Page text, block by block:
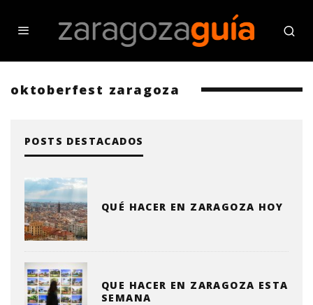
oktoberfest zaragoza
POSTS DESTACADOS
QUÉ HACER EN ZARAGOZA HOY
QUE HACER EN ZARAGOZA ESTA
SEMANA